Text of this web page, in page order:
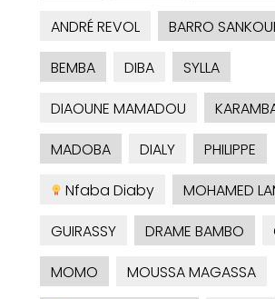
ANDRÉ REVOL
BARRO
BEMBA
DIBA
SYLLA
DIAOUNE MAMADOU
MADOBA
DIALY
PHILIPPE
Nfaba Diaby
MOHAMED
GUIRASSY
DRAME BAMBO
MOMO
MOUSSA MAGASSA